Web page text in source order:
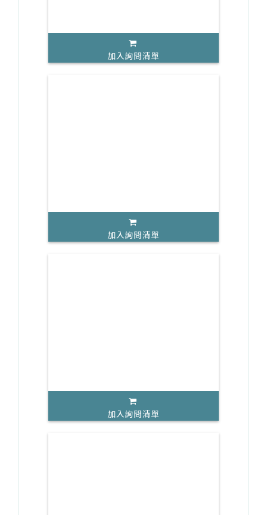
加入詢問清單
加入詢問清單
加入詢問清單